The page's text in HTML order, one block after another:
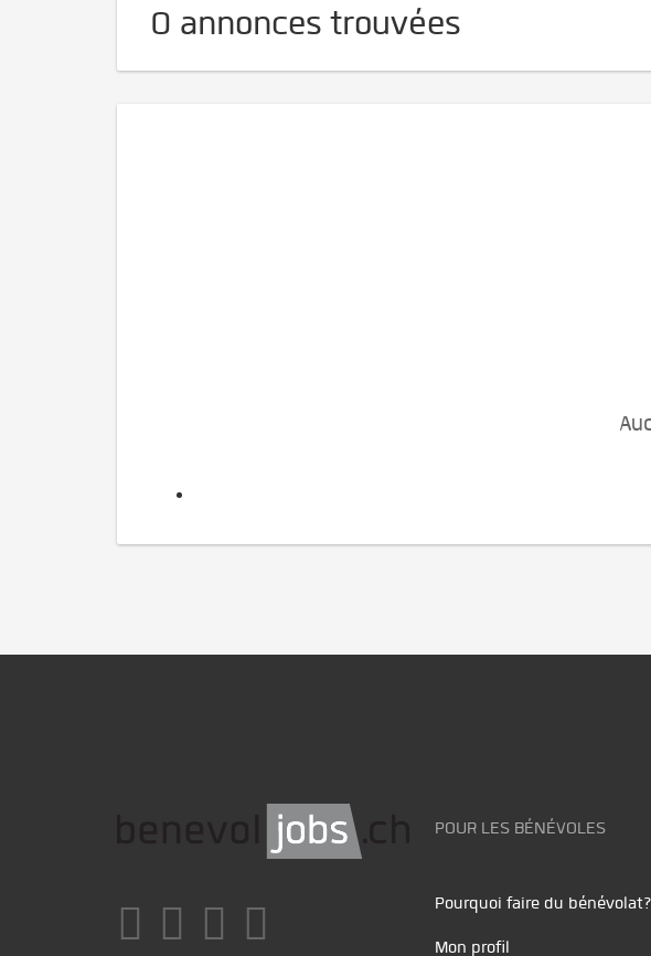
0 annonces trouvées
POUR LES BÉNÉVOLES
Pourquoi faire du bénévolat?
Mon profil